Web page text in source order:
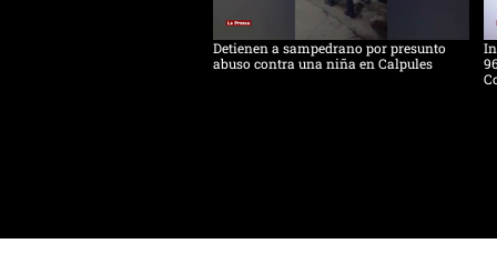
Detienen a sampedrano por presunto
abuso contra una niña en Calpules